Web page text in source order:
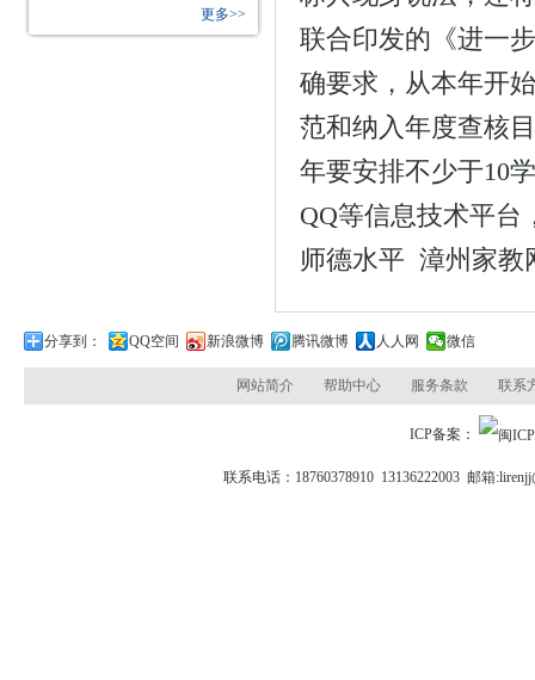
更多>>
联合印发的《进一
确要求，从本年开
范和纳入年度查核
年要安排不少于10
QQ等信息技术平台
师德水平 漳州家教
分享到： QQ空间 新浪微博 腾讯微博 人人网 微信
网站简介 帮助中心 服务条款 联系
ICP备案：
联系电话：18760378910 13136222003 邮箱